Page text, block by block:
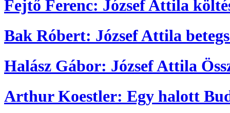
Fejtő Ferenc: József Attila
Bak Róbert: József Attila
Halász Gábor: József Attila
Arthur Koestler: Egy halott